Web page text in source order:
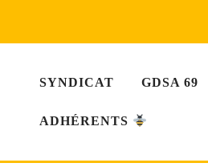
SYNDICAT GDSA 69
ADHÉRENTS